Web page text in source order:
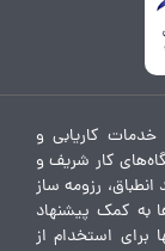
خدمات کاریابی و
کار شریف و
رزومه ساز
به کمک پیشنهاد
برای استخدام از